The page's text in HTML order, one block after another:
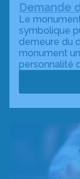
Demande
Le
symbolique
demeure du
monument
personnalité